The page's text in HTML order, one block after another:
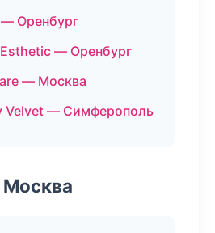
Оренбург
— Оренбург
— Москва
Velvet — Симферополь
Москва